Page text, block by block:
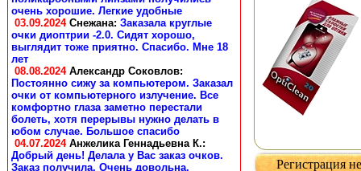
очень хорошие. Легкие удобные
03.09.2024 Снежана: Заказала круглые
очки диоптрии -2.0. Сидят хорошо,
выглядит тоже приятно. Спасибо. Мне 18
лет
08.08.2024 Александр Соковлов:
Постоянно сижу за компьютером. Заказал
очки от компьютерного излучение. Все
комфортно глаза заметно перестали
болеть, хотя перерывы нужно делать в
юбом случае. Большое спасибо
04.07.2024 Анжелика Геннадьевна К.:
Добрый день! Делала у Вас заказ очков.
Заказ получила. Очень довольна.
Регистрация